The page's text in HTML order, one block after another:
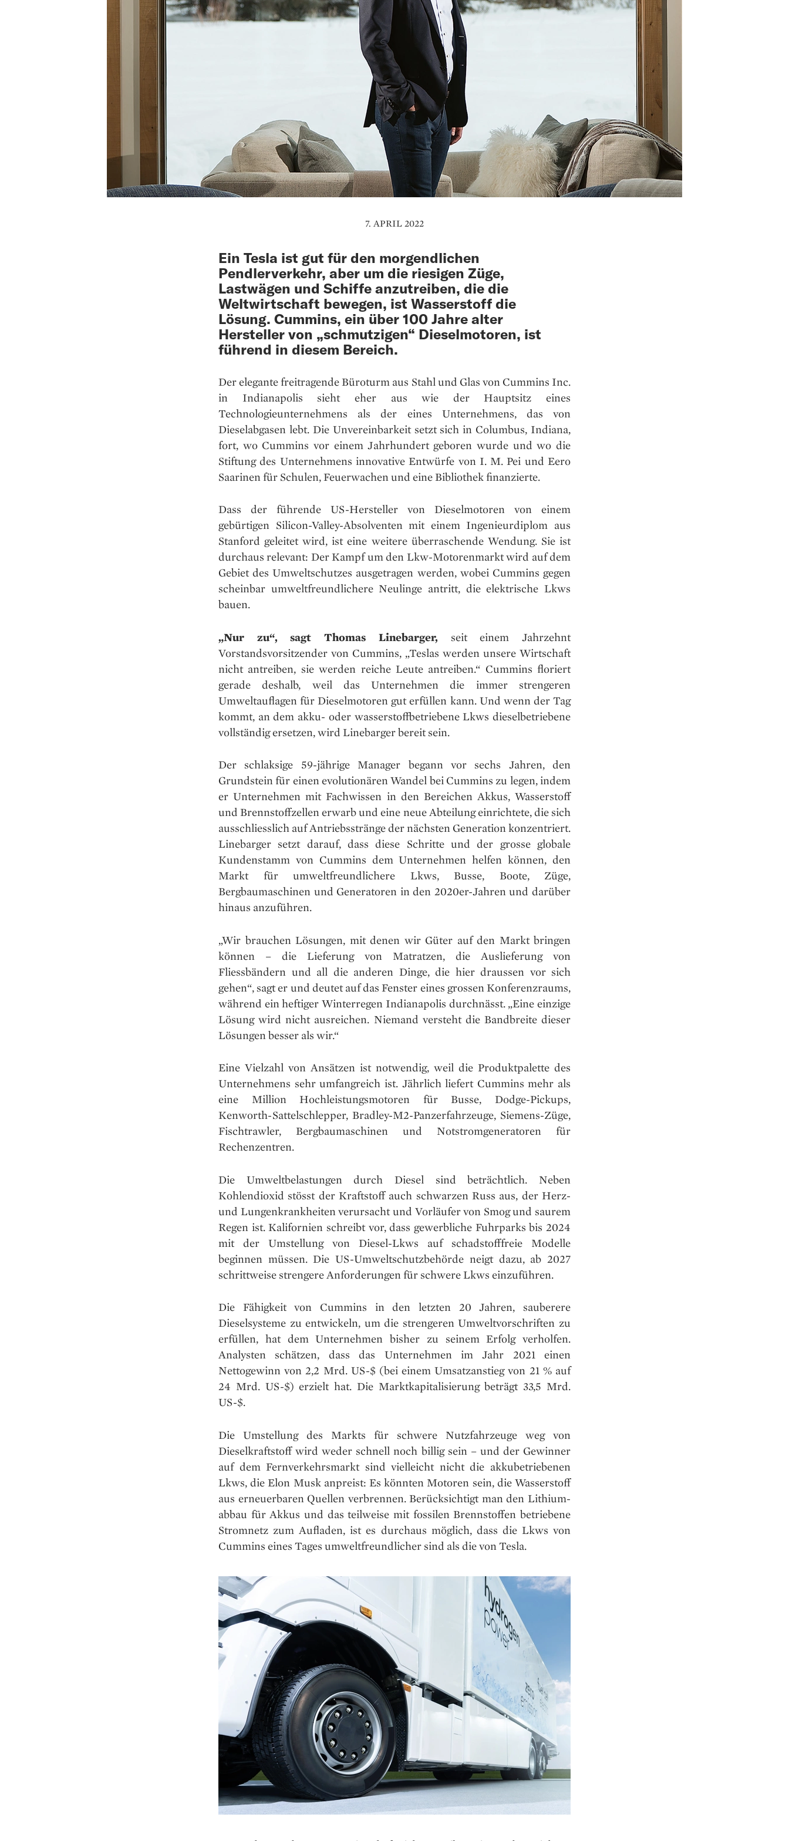
7. APRIL 2022
Ein Tesla ist gut für den morgendlichen
Pendlerverkehr, aber um die riesigen Züge,
Lastwägen und Schiffe anzutreiben, die die
Weltwirtschaft bewegen, ist Wasserstoff die
Lösung. Cummins, ein über 100 Jahre alter
Hersteller von „schmutzigen“ Dieselmotoren, ist
führend in diesem Bereich.
Der elegante freitragende Büroturm aus Stahl und Glas von Cummins Inc.
in Indianapolis sieht eher aus wie der Hauptsitz eines
Technologieunternehmens als der eines Unternehmens, das von
Dieselabgasen lebt. Die Unvereinbarkeit setzt sich in Columbus, Indiana,
fort, wo Cummins vor einem Jahrhundert geboren wurde und wo die
Stiftung des Unternehmens innovative Entwürfe von I. M. Pei und Eero
Saarinen für Schulen, Feuerwachen und eine Bibliothek finanzierte.
Dass der führende US-Hersteller von Dieselmotoren von einem
gebürtigen Silicon-Valley-Absolventen mit einem Ingenieurdiplom aus
Stanford geleitet wird, ist eine weitere überraschende Wendung. Sie ist
durchaus relevant: Der Kampf um den Lkw-Motorenmarkt wird auf dem
Gebiet des Umweltschutzes ausgetragen werden, wobei Cummins gegen
scheinbar umweltfreundlichere Neulinge antritt, die elektrische Lkws
bauen.
„Nur zu“, sagt Thomas Linebarger, seit einem Jahrzehnt
Vorstandsvorsitzender von Cummins, „Teslas werden unsere Wirtschaft
nicht antreiben, sie werden reiche Leute antreiben.“ Cummins floriert
gerade deshalb, weil das Unternehmen die immer strengeren
Umweltauflagen für Dieselmotoren gut erfüllen kann. Und wenn der Tag
kommt, an dem akku- oder wasserstoffbetriebene Lkws dieselbetriebene
vollständig ersetzen, wird Linebarger bereit sein.
Der schlaksige 59-jährige Manager begann vor sechs Jahren, den
Grundstein für einen evolutionären Wandel bei Cummins zu legen, indem
er Unternehmen mit Fachwissen in den Bereichen Akkus, Wasserstoff
und Brennstoffzellen erwarb und eine neue Abteilung einrichtete, die sich
ausschliesslich auf Antriebsstränge der nächsten Generation konzentriert.
Linebarger setzt darauf, dass diese Schritte und der grosse globale
Kundenstamm von Cummins dem Unternehmen helfen können, den
Markt für umweltfreundlichere Lkws, Busse, Boote, Züge,
Bergbaumaschinen und Generatoren in den 2020er-Jahren und darüber
hinaus anzuführen.
„Wir brauchen Lösungen, mit denen wir Güter auf den Markt bringen
können – die Lieferung von Matratzen, die Auslieferung von
Fliessbändern und all die anderen Dinge, die hier draussen vor sich
gehen“, sagt er und deutet auf das Fenster eines grossen Konferenzraums,
während ein heftiger Winterregen Indianapolis durchnässt. „Eine einzige
Lösung wird nicht ausreichen. Niemand versteht die Bandbreite dieser
Lösungen besser als wir.“
Eine Vielzahl von Ansätzen ist notwendig, weil die Produktpalette des
Unternehmens sehr umfangreich ist. Jährlich liefert Cummins mehr als
eine Million Hochleistungsmotoren für Busse, Dodge-Pickups,
Kenworth-Sattelschlepper, Bradley-M2-Panzerfahrzeuge, Siemens-Züge,
Fischtrawler, Bergbaumaschinen und Notstromgeneratoren für
Rechenzentren.
Die Umweltbelastungen durch Diesel sind beträchtlich. Neben
Kohlendioxid stösst der Kraftstoff auch schwarzen Russ aus, der Herz-
und Lungenkrankheiten verursacht und Vorläufer von Smog und saurem
Regen ist. Kalifornien schreibt vor, dass gewerbliche Fuhrparks bis 2024
mit der Umstellung von Diesel-Lkws auf schadstofffreie Modelle
beginnen müssen. Die US-Umweltschutzbehörde neigt dazu, ab 2027
schrittweise strengere Anforderungen für schwere Lkws einzuführen.
Die Fähigkeit von Cummins in den letzten 20 Jahren, sauberere
Dieselsysteme zu entwickeln, um die strengeren Umweltvorschriften zu
erfüllen, hat dem Unternehmen bisher zu seinem Erfolg verholfen.
Analysten schätzen, dass das Unternehmen im Jahr 2021 einen
Nettogewinn von 2,2 Mrd. US-$ (bei einem Umsatzanstieg von 21 % auf
24 Mrd. US-$) erzielt hat. Die Marktkapitalisierung beträgt 33,5 Mrd.
US-$.
Die Umstellung des Markts für schwere Nutzfahrzeuge weg von
Dieselkraftstoff wird weder schnell noch billig sein – und der Gewinner
auf dem Fernverkehrsmarkt sind vielleicht nicht die akkubetriebenen
Lkws, die Elon Musk anpreist: Es könnten Motoren sein, die Wasserstoff
aus erneuerbaren Quellen verbrennen. Berücksichtigt man den Lithium­
abbau für Akkus und das teilweise mit fossilen Brennstoffen betriebene
Stromnetz zum Auf­laden, ist es durchaus möglich, dass die Lkws von
Cummins eines Tages umweltfreundlicher sind als die von Tesla.